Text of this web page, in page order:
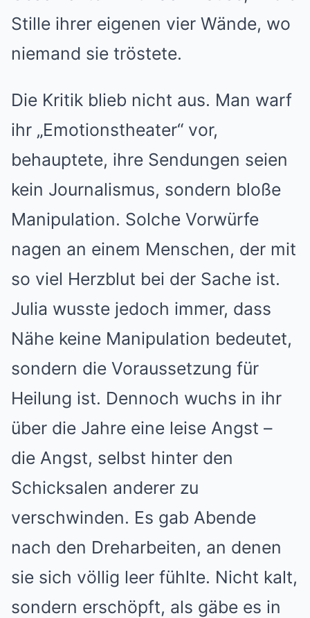
Stille ihrer eigenen vier Wände, wo
niemand sie tröstete.
Die Kritik blieb nicht aus. Man warf
ihr „Emotionstheater“ vor,
behauptete, ihre Sendungen seien
kein Journalismus, sondern bloße
Manipulation. Solche Vorwürfe
nagen an einem Menschen, der mit
so viel Herzblut bei der Sache ist.
Julia wusste jedoch immer, dass
Nähe keine Manipulation bedeutet,
sondern die Voraussetzung für
Heilung ist. Dennoch wuchs in ihr
über die Jahre eine leise Angst –
die Angst, selbst hinter den
Schicksalen anderer zu
verschwinden. Es gab Abende
nach den Dreharbeiten, an denen
sie sich völlig leer fühlte. Nicht kalt,
sondern erschöpft, als gäbe es in